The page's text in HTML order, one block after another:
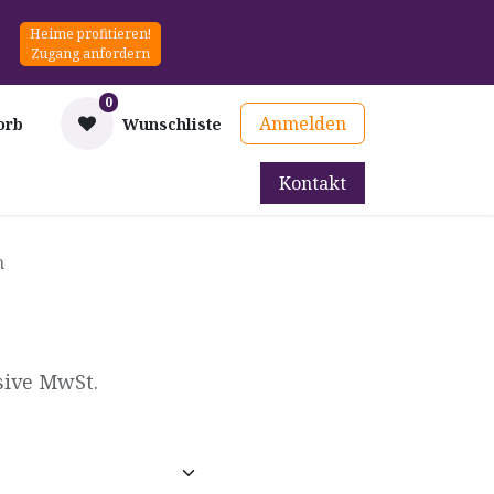
Heime profitieren!
Zugang anfordern
0
Wunschliste Anmelden
Mieten
Kontakt
MwSt.